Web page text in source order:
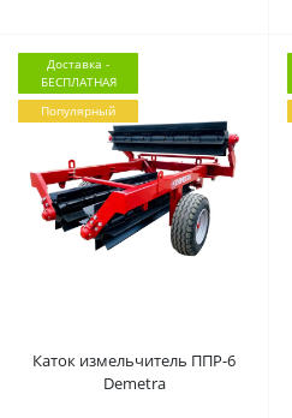
Доставка -
БЕСПЛАТНАЯ
Популярный
Каток измельчитель ППР-6
Demetra